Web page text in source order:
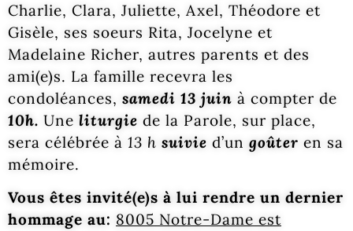
Charlie, Clara, Juliette, Axel, Théodore et
Gisèle, ses soeurs Rita, Jocelyne et
Madelaine Richer, autres parents et des
ami(e)s. La famille recevra les
condoléances, samedi 13 juin à compter de
10h. Une liturgie de la Parole, sur place,
sera célébrée à 13 h suivie d’un goûter en sa
mémoire.
Vous êtes invité(e)s à lui rendre un dernier
hommage au: 8005 Notre-Dame est